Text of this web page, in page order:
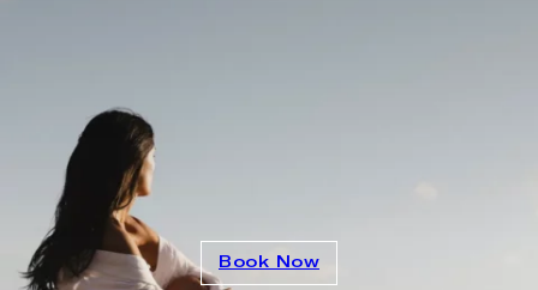
Domes Stories
Contact
Book Now